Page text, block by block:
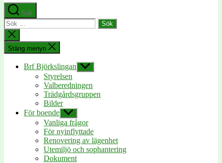
Sök
Sök
efter:
Stäng
sökningen
Stäng menyn
Brf Björkslingan Visa
undermeny
Styrelsen
Valberedningen
Trädgårdsgruppen
Bilder
För boende Visa
undermeny
Vanliga frågor
För nyinflyttade
Renovering av lägenhet
Utemiljö och sophantering
Dokument